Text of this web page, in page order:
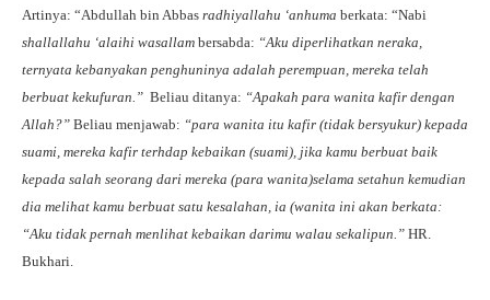
Artinya: “Abdullah bin Abbas radhiyallahu ‘anhuma berkata: “Nabi
shallallahu ‘alaihi wasallam bersabda: “Aku diperlihatkan neraka,
ternyata kebanyakan penghuninya adalah perempuan, mereka telah
berbuat kekufuran.” Beliau ditanya: “Apakah para wanita kafir dengan
Allah?” Beliau menjawab: “para wanita itu kafir (tidak bersyukur) kepada
suami, mereka kafir terhdap kebaikan (suami), jika kamu berbuat baik
kepada salah seorang dari mereka (para wanita)selama setahun kemudian
dia melihat kamu berbuat satu kesalahan, ia (wanita ini akan berkata:
“Aku tidak pernah menlihat kebaikan darimu walau sekalipun.” HR.
Bukhari.